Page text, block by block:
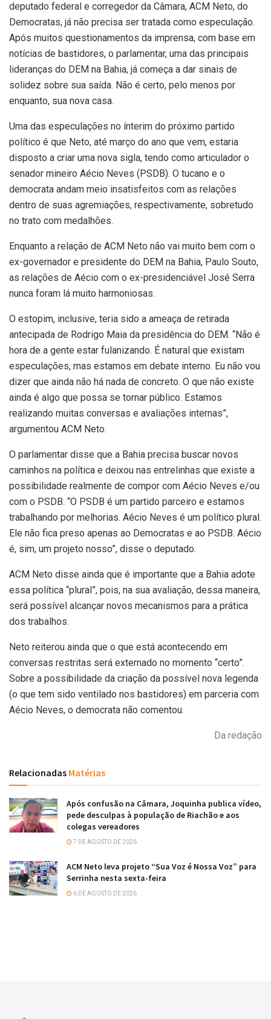
deputado federal e corregedor da Câmara, ACM Neto, do
Democratas, já não precisa ser tratada como especulação.
Após muitos questionamentos da imprensa, com base em
notícias de bastidores, o parlamentar, uma das principais
lideranças do DEM na Bahia, já começa a dar sinais de
solidez sobre sua saída. Não é certo, pelo menos por
enquanto, sua nova casa.
Uma das especulações no ínterim do próximo partido
político é que Neto, até março do ano que vem, estaria
disposto a criar uma nova sigla, tendo como articulador o
senador mineiro Aécio Neves (PSDB). O tucano e o
democrata andam meio insatisfeitos com as relações
dentro de suas agremiações, respectivamente, sobretudo
no trato com medalhões.
Enquanto a relação de ACM Neto não vai muito bem com o
ex-governador e presidente do DEM na Bahia, Paulo Souto,
as relações de Aécio com o ex-presidenciável José Serra
nunca foram lá muito harmoniosas.
O estopim, inclusive, teria sido a ameaça de retirada
antecipada de Rodrigo Maia da presidência do DEM. “Não é
hora de a gente estar fulanizando. É natural que existam
especulações, mas estamos em debate interno. Eu não vou
dizer que ainda não há nada de concreto. O que não existe
ainda é algo que possa se tornar público. Estamos
realizando muitas conversas e avaliações internas”,
argumentou ACM Neto.
O parlamentar disse que a Bahia precisa buscar novos
caminhos na política e deixou nas entrelinhas que existe a
possibilidade realmente de compor com Aécio Neves e/ou
com o PSDB. “O PSDB é um partido parceiro e estamos
trabalhando por melhorias. Aécio Neves é um político plural.
Ele não fica preso apenas ao Democratas e ao PSDB. Aécio
é, sim, um projeto nosso”, disse o deputado.
ACM Neto disse ainda que é importante que a Bahia adote
essa política “plural”, pois, na sua avaliação, dessa maneira,
será possível alcançar novos mecanismos para a prática
dos trabalhos.
Neto reiterou ainda que o que está acontecendo em
conversas restritas será externado no momento “certo”.
Sobre a possibilidade da criação da possível nova legenda
(o que tem sido ventilado nos bastidores) em parceria com
Aécio Neves, o democrata não comentou.
Da redação
Relacionadas Matérias
Após confusão na Câmara, Joquinha publica vídeo,
pede desculpas à população de Riachão e aos
colegas vereadores
7 DE AGOSTO DE 2026
ACM Neto leva projeto “Sua Voz é Nossa Voz” para
Serrinha nesta sexta-feira
6 DE AGOSTO DE 2026